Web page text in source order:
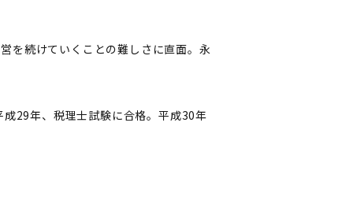
を続けていくことの難しさに直面。永
29年、税理士試験に合格。平成30年